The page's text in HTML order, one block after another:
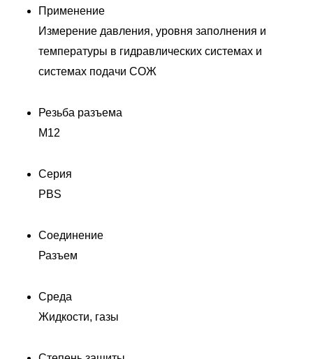
Применение
Измерение давления, уровня заполнения и
температуры в гидравлических системах и
системах подачи СОЖ
Резьба разъема
M12
Серия
PBS
Соединение
Разъем
Среда
Жидкости, газы